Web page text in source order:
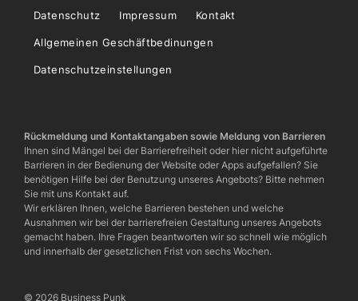
Datenschutz Impressum Kontakt
Allgemeinen Geschäftbedinungen
Datenschutzeinstellungen
Rückmeldung und Kontaktangaben sowie Meldung von Barrieren
Ihnen sind Mängel bei der Barrierefreiheit oder hier nicht aufgeführte
Barrieren in der Bedienung der Website oder Apps aufgefallen? Sie
benötigen Hilfe bei der Benutzung unseres Angebots? Bitte nehmen
Sie mit uns Kontakt auf.
Wir erklären Ihnen, welche Barrieren bestehen und welche
Ausnahmen wir bei der barrierefreien Gestaltung unseres Angebots
gemacht haben. Ihre Fragen beantworten wir so schnell wie möglich
und innerhalb der gesetzlichen Frist von sechs Wochen.
© 2026 Business Punk